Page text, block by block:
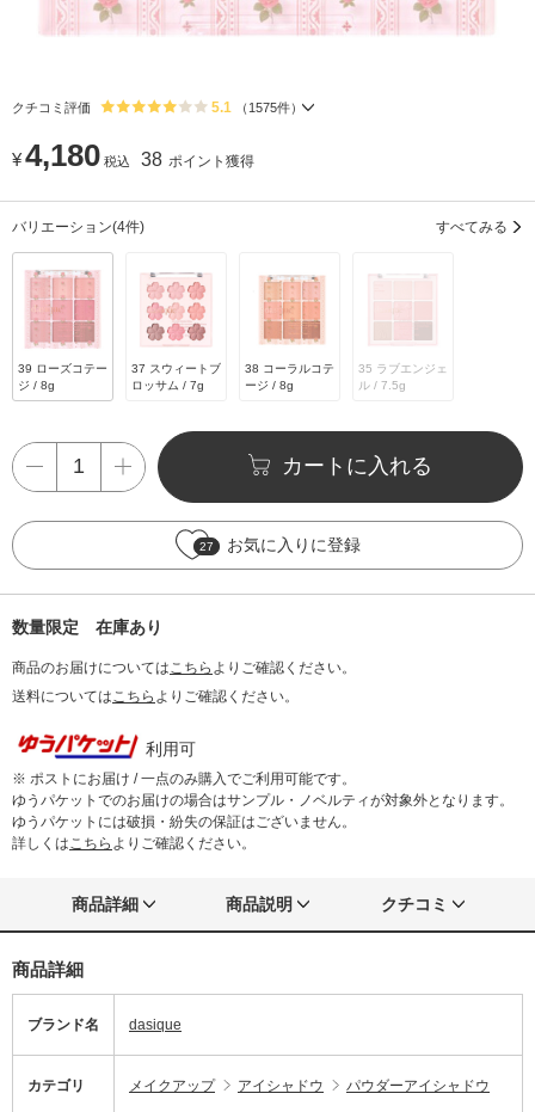
クチコミ評価 5.1 （ 1575件）
¥4,180 税込 38 ポイント獲得
バリエーション(4件) すべてみる
39 ローズコテー
ジ / 8g
37 スウィートブ
ロッサム / 7g
38 コーラルコテ
ージ / 8g
35 ラブエンジェ
ル / 7.5g
カートに入れる
27 お気に入りに登録
数量限定 在庫あり
商品のお届けについては こちら よりご確認ください。
送料については こちら よりご確認ください。
利用可
※ ポストにお届け / 一点のみ購入でご利用可能です。
ゆうパケットでのお届けの場合はサンプル・ノベルティが対象外となります。
ゆうパケットには破損・紛失の保証はございません。
詳しくは こちら よりご確認ください。
商品詳細 商品説明 クチコミ
商品詳細
ブランド名 dasique
カテゴリ メイクアップ アイシャドウ パウダーアイシャドウ